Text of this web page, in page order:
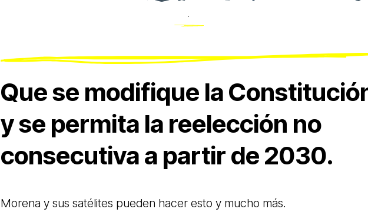
.
Que se modifique la
y se permita la reelección no
consecutiva a partir de 2030.
Morena y sus satélites pueden hacer esto y mucho más.